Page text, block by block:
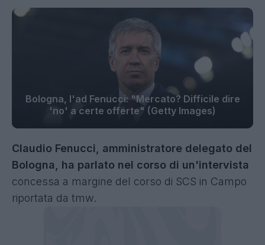
Bologna, l'ad Fenucci: "Mercato? Difficile dire
'no' a certe offerte" (Getty Images)
Claudio Fenucci, amministratore delegato del
Bologna, ha parlato nel corso di un'intervista
concessa a margine del corso di SCS in Campo
riportata da tmw.